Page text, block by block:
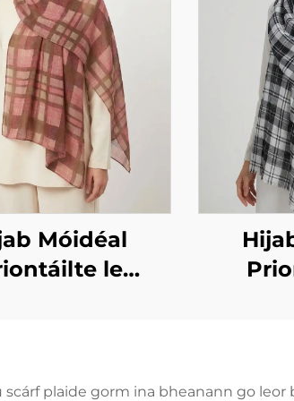
Móidéal
le
scárf plaide gorm ina bheanann go